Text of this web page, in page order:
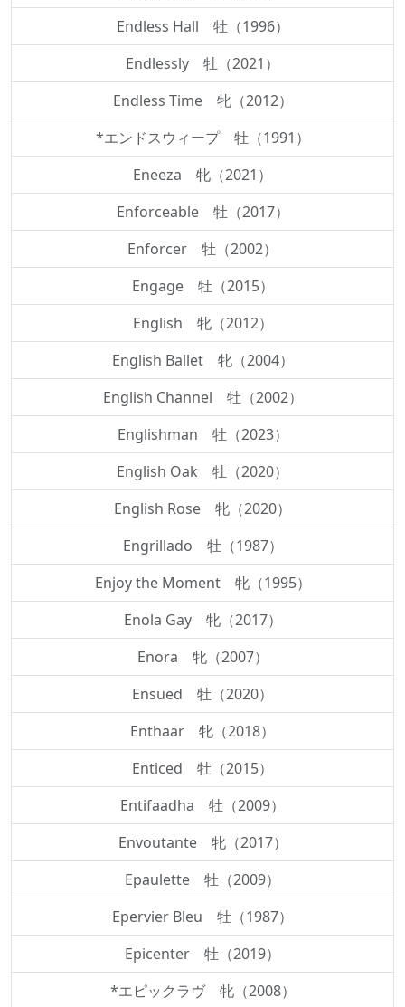
Endless Hall 牡（1996）
Endlessly 牡（2021）
Endless Time 牝（2012）
*エンドスウィープ 牡（1991）
Eneeza 牝（2021）
Enforceable 牡（2017）
Enforcer 牡（2002）
Engage 牡（2015）
English 牝（2012）
English Ballet 牝（2004）
English Channel 牡（2002）
Englishman 牡（2023）
English Oak 牡（2020）
English Rose 牝（2020）
Engrillado 牡（1987）
Enjoy the Moment 牝（1995）
Enola Gay 牝（2017）
Enora 牝（2007）
Ensued 牡（2020）
Enthaar 牝（2018）
Enticed 牡（2015）
Entifaadha 牡（2009）
Envoutante 牝（2017）
Epaulette 牡（2009）
Epervier Bleu 牡（1987）
Epicenter 牡（2019）
*エピックラヴ 牝（2008）